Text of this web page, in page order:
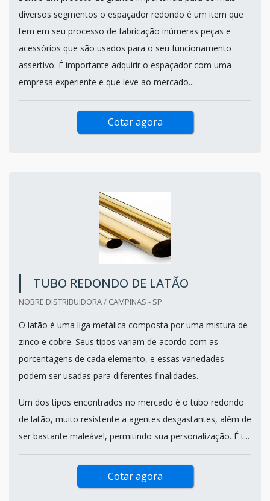
diversos segmentos o espaçador redondo é um item que
tem em seu processo de fabricação inúmeras peças e
acessórios que são usados para o seu funcionamento
assertivo. É importante adquirir o espaçador com uma
empresa experiente e que leve ao mercado...
Cotar agora
TUBO REDONDO DE LATÃO
NOBRE DISTRIBUIDORA / CAMPINAS - SP
O latão é uma liga metálica composta por uma mistura de
zinco e cobre. Seus tipos variam de acordo com as
porcentagens de cada elemento, e essas variedades
podem ser usadas para diferentes finalidades.
Um dos tipos encontrados no mercado é o tubo redondo
de latão, muito resistente a agentes desgastantes, além de
ser bastante maleável, permitindo sua personalização. É t...
Cotar agora